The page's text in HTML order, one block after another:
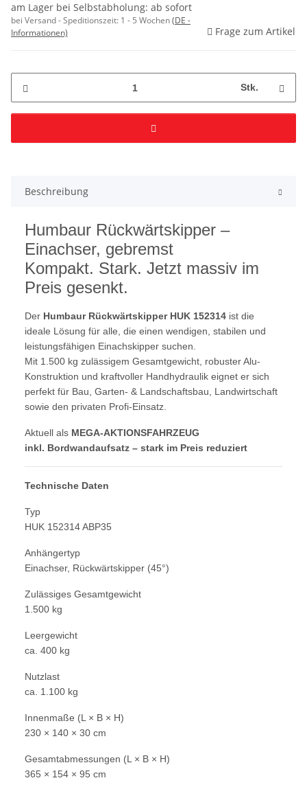
am Lager bei Selbstabholung: ab sofort
bei Versand - Speditionszeit: 1 - 5 Wochen(DE -
Informationen)
Frage zum Artikel
Stk.
Beschreibung
Humbaur Rückwärtskipper –
Einachser, gebremst
Kompakt. Stark. Jetzt massiv im
Preis gesenkt.
Der Humbaur Rückwärtskipper HUK 152314 ist die
ideale Lösung für alle, die einen wendigen, stabilen und
leistungsfähigen Einachskipper suchen.
Mit 1.500 kg zulässigem Gesamtgewicht, robuster Alu-
Konstruktion und kraftvoller Handhydraulik eignet er sich
perfekt für Bau, Garten- & Landschaftsbau, Landwirtschaft
sowie den privaten Profi-Einsatz.
Aktuell als MEGA-AKTIONSFAHRZEUG
inkl. Bordwandaufsatz – stark im Preis reduziert
Technische Daten
Typ
HUK 152314 ABP35
Anhängertyp
Einachser, Rückwärtskipper (45°)
Zulässiges Gesamtgewicht
1.500 kg
Leergewicht
ca. 400 kg
Nutzlast
ca. 1.100 kg
Innenmaße (L × B × H)
230 × 140 × 30 cm
Gesamtabmessungen (L × B × H)
365 × 154 × 95 cm